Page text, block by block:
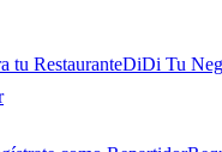
tu RestauranteDiDi Tu